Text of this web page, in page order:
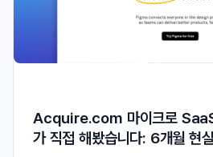
Acquire.com 마이크로
가 직접 해봤습니다: 6개월 현실